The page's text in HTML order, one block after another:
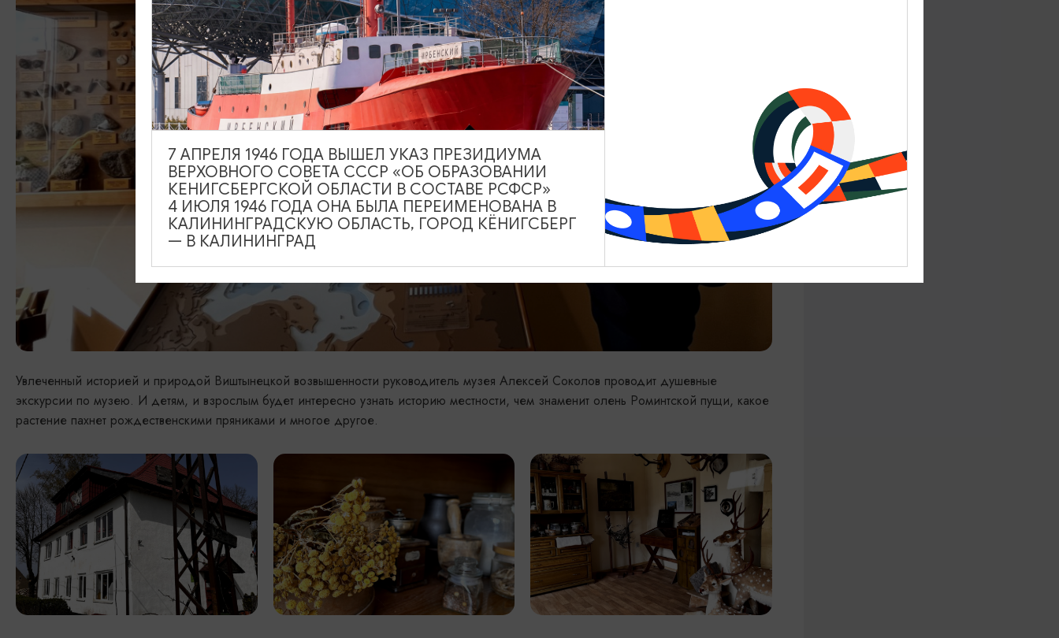
Увлеченный историей и природой Виштынецкой возвышенности руководитель музея Алексей Соколов проводит душевные
экскурсии по музею. И детям, и взрослым будет интересно узнать историю местности, чем знаменит олень Роминтской пущи, какое
растение пахнет рождественскими пряниками и многое другое.
7 АПРЕЛЯ 1946 ГОДА ВЫШЕЛ УКАЗ ПРЕЗИДИУМА
ВЕРХОВНОГО СОВЕТА СССР «ОБ ОБРАЗОВАНИИ
КЕНИГСБЕРГСКОЙ ОБЛАСТИ В СОСТАВЕ РСФСР»
4 ИЮЛЯ 1946 ГОДА ОНА БЫЛА ПЕРЕИМЕНОВАНА В
КАЛИНИНГРАДСКУЮ ОБЛАСТЬ, ГОРОД КЁНИГСБЕРГ
— В КАЛИНИНГРАД